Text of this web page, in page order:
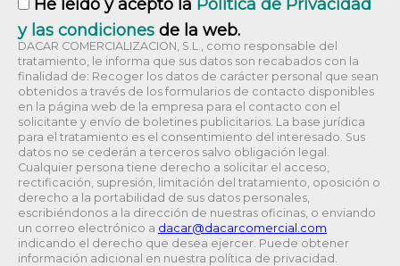
He leído y acepto la Política de Privacidad
y las condiciones de la web.
DACAR COMERCIALIZACION, S.L., como responsable del
tratamiento, le informa que sus datos son recabados con la
finalidad de: Recoger los datos de carácter personal que sean
obtenidos a través de los formularios de contacto disponibles
en la página web de la empresa para el contacto con el
solicitante y envío de boletines publicitarios. La base jurídica
para el tratamiento es el consentimiento del interesado. Sus
datos no se cederán a terceros salvo obligación legal.
Cualquier persona tiene derecho a solicitar el acceso,
rectificación, supresión, limitación del tratamiento, oposición o
derecho a la portabilidad de sus datos personales,
escribiéndonos a la dirección de nuestras oficinas, o enviando
un correo electrónico a
moc.laicremocracad
@racad
indicando el derecho que desea ejercer. Puede obtener
información adicional en nuestra política de privacidad.